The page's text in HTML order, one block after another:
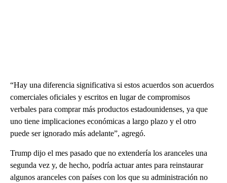
“Hay una diferencia significativa si estos acuerdos son acuerdos
comerciales oficiales y escritos en lugar de compromisos
verbales para comprar más productos estadounidenses, ya que
uno tiene implicaciones económicas a largo plazo y el otro
puede ser ignorado más adelante”, agregó.
Trump dijo el mes pasado que no extendería los aranceles una
segunda vez y, de hecho, podría actuar antes para reinstaurar
algunos aranceles con países con los que su administración no